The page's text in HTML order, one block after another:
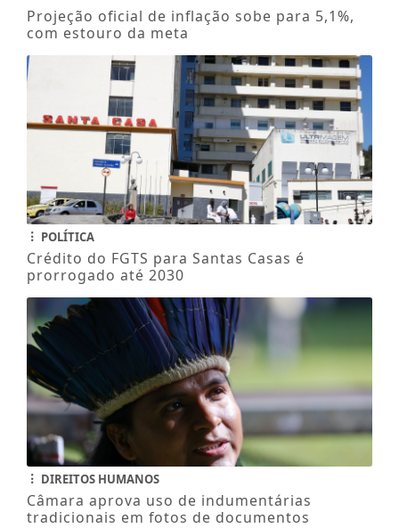
Projeção oficial de inflação sobe para 5,1%,
com estouro da meta
POLÍTICA
Crédito do FGTS para Santas Casas é
prorrogado até 2030
DIREITOS HUMANOS
Câmara aprova uso de indumentárias
tradicionais em fotos de documentos